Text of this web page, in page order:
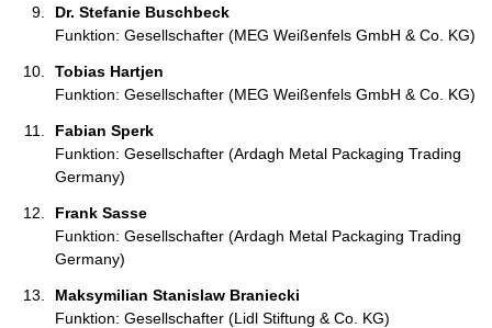
Dr. Stefanie Buschbeck
Funktion: Gesellschafter (MEG Weißenfels GmbH & Co. KG)
Tobias Hartjen
Funktion: Gesellschafter (MEG Weißenfels GmbH & Co. KG)
Fabian Sperk
Funktion: Gesellschafter (Ardagh Metal Packaging Trading
Germany)
Frank Sasse
Funktion: Gesellschafter (Ardagh Metal Packaging Trading
Germany)
Maksymilian Stanislaw Braniecki
Funktion: Gesellschafter (Lidl Stiftung & Co. KG)